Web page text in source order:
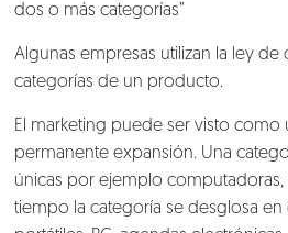
Nosotros
Clientes
Lo que hacemos
dos o más categorías”
Algunas empresas utilizan la ley de
categorías de un producto.
El marketing puede ser visto como
permanente expansión. Una
únicas por ejemplo
tiempo la categoría se desglosa